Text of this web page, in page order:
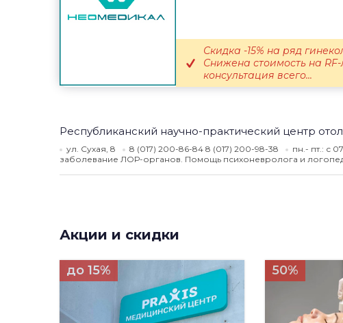
Скидка -15% на ряд
Снижена стоимость на
консультация всего...
Республиканский научно-практический центр
ул. Сухая, 8 8 (017) 200-86-84 8 (017) 200-98-38 пн.- пт.: с
заболевание ЛОР-органов. Помощь психоневролога и
Акции и скидки
до 15% 50%